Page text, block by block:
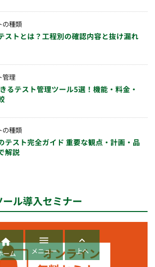
の種類
ストとは？工程別の確認内容と抜け漏れ
管理
るテスト管理ツール5選！機能・料金・
の種類
テスト完全ガイド 重要な観点・計画・品
解説
ル導入セミナー

ーム

メニュー

上へ